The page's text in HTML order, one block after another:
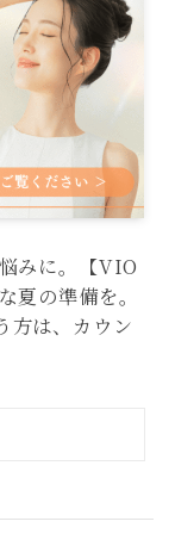
みに。【VIO
夏の準備を。
方は、カウン